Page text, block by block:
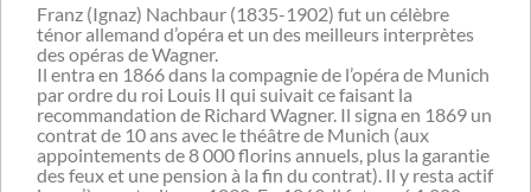
Franz (Ignaz) Nachbaur (1835-1902) fut un célèbre
ténor allemand d’opéra et un des meilleurs interprètes
des opéras de Wagner.
Il entra en 1866 dans la compagnie de l’opéra de Munich
par ordre du roi Louis II qui suivait ce faisant la
recommandation de Richard Wagner. Il signa en 1869 un
contrat de 10 ans avec le théâtre de Munich (aux
appointements de 8 000 florins annuels, plus la garantie
des feux et une pension à la fin du contrat). Il y resta actif